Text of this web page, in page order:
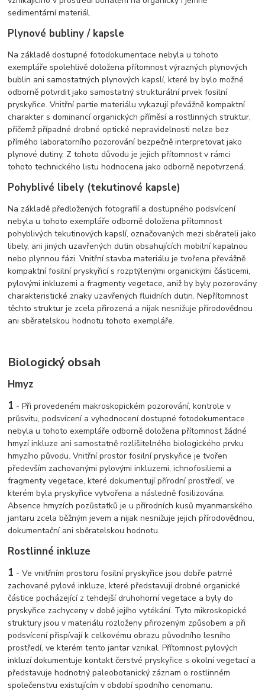
sedimentární materiál.
Plynové bubliny / kapsle
Na základě dostupné fotodokumentace nebyla u tohoto
exempláře spolehlivě doložena přítomnost výrazných plynových
bublin ani samostatných plynových kapslí, které by bylo možné
odborně potvrdit jako samostatný strukturální prvek fosilní
pryskyřice. Vnitřní partie materiálu vykazují převážně kompaktní
charakter s dominancí organických příměsí a rostlinných struktur,
přičemž případné drobné optické nepravidelnosti nelze bez
přímého laboratorního pozorování bezpečně interpretovat jako
plynové dutiny. Z tohoto důvodu je jejich přítomnost v rámci
tohoto technického listu hodnocena jako odborně nepotvrzená.
Pohyblivé libely (tekutinové kapsle)
Na základě předložených fotografií a dostupného podsvícení
nebyla u tohoto exempláře odborně doložena přítomnost
pohyblivých tekutinových kapslí, označovaných mezi sběrateli jako
libely, ani jiných uzavřených dutin obsahujících mobilní kapalnou
nebo plynnou fázi. Vnitřní stavba materiálu je tvořena převážně
kompaktní fosilní pryskyřicí s rozptýlenými organickými částicemi,
pylovými inkluzemi a fragmenty vegetace, aniž by byly pozorovány
charakteristické znaky uzavřených fluidních dutin. Nepřítomnost
těchto struktur je zcela přirozená a nijak nesnižuje přírodovědnou
ani sběratelskou hodnotu tohoto exempláře.
Biologický obsah
Hmyz
1 - Při provedeném makroskopickém pozorování, kontrole v
průsvitu, podsvícení a vyhodnocení dostupné fotodokumentace
nebyla u tohoto exempláře odborně doložena přítomnost žádné
hmyzí inkluze ani samostatně rozlišitelného biologického prvku
hmyzího původu. Vnitřní prostor fosilní pryskyřice je tvořen
především zachovanými pylovými inkluzemi, ichnofosiliemi a
fragmenty vegetace, které dokumentují přírodní prostředí, ve
kterém byla pryskyřice vytvořena a následně fosilizována.
Absence hmyzích pozůstatků je u přírodních kusů myanmarského
jantaru zcela běžným jevem a nijak nesnižuje jejich přírodovědnou,
dokumentační ani sběratelskou hodnotu.
Rostlinné inkluze
1 - Ve vnitřním prostoru fosilní pryskyřice jsou dobře patrné
zachované pylové inkluze, které představují drobné organické
částice pocházející z tehdejší druhohorní vegetace a byly do
pryskyřice zachyceny v době jejího vytékání. Tyto mikroskopické
struktury jsou v materiálu rozloženy přirozeným způsobem a při
podsvícení přispívají k celkovému obrazu původního lesního
prostředí, ve kterém tento jantar vznikal. Přítomnost pylových
inkluzí dokumentuje kontakt čerstvé pryskyřice s okolní vegetací a
představuje hodnotný paleobotanický záznam o rostlinném
společenstvu existujícím v období spodního cenomanu.